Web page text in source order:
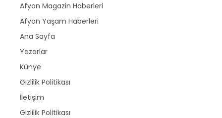
Afyon Magazin Haberleri
Afyon Yaşam Haberleri
Ana Sayfa
Yazarlar
Künye
Gizlilik Politikası
İletişim
Gizlilik Politikası